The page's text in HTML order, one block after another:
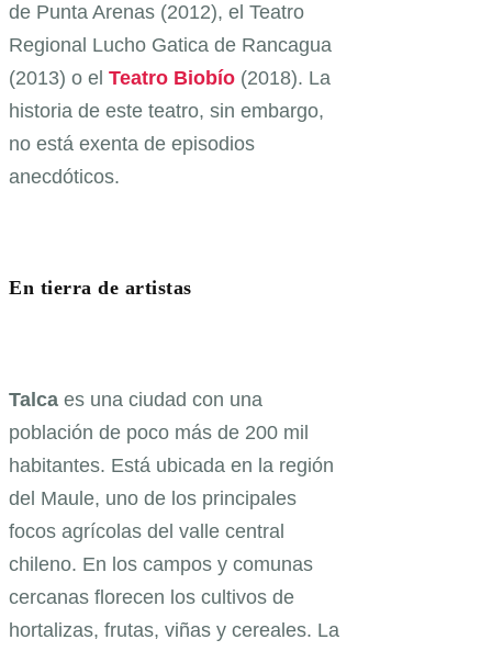
de Punta Arenas (2012), el Teatro
Regional Lucho Gatica de Rancagua
(2013) o el Teatro Biobío (2018). La
historia de este teatro, sin embargo,
no está exenta de episodios
anecdóticos.
En tierra de artistas
Talca es una ciudad con una
población de poco más de 200 mil
habitantes. Está ubicada en la región
del Maule, uno de los principales
focos agrícolas del valle central
chileno. En los campos y comunas
cercanas florecen los cultivos de
hortalizas, frutas, viñas y cereales. La